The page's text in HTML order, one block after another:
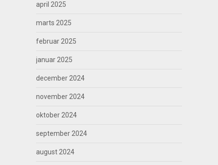
april 2025
marts 2025
februar 2025
januar 2025
december 2024
november 2024
oktober 2024
september 2024
august 2024